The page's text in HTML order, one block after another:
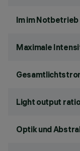
lm im Notbetrieb
Maximale
Light output
Optik und